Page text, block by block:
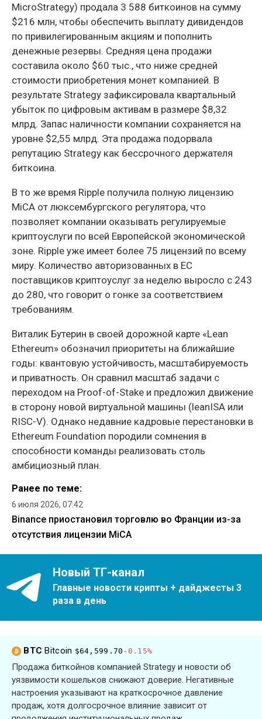
MicroStrategy) продала 3 588 биткоинов на сумму
$216 млн, чтобы обеспечить выплату дивидендов
по привилегированным акциям и пополнить
денежные резервы. Средняя цена продажи
составила около $60 тыс., что ниже средней
стоимости приобретения монет компанией. В
результате Strategy зафиксировала квартальный
убыток по цифровым активам в размере $8,32
млрд. Запас наличности компании сохраняется на
уровне $2,55 млрд. Эта продажа подорвала
репутацию Strategy как бессрочного держателя
биткоина.
В то же время Ripple получила полную лицензию
MiCA от люксембургского регулятора, что
позволяет компании оказывать регулируемые
криптоуслуги по всей Европейской экономической
зоне. Ripple уже имеет более 75 лицензий по всему
миру. Количество авторизованных в ЕС
поставщиков криптоуслуг за неделю выросло с 243
до 280, что говорит о гонке за соответствием
требованиям.
Виталик Бутерин в своей дорожной карте «Lean
Ethereum» обозначил приоритеты на ближайшие
годы: квантовую устойчивость, масштабируемость
и приватность. Он сравнил масштаб задачи с
переходом на Proof-of-Stake и предложил движение
в сторону новой виртуальной машины (leanISA или
RISC-V). Однако недавние кадровые перестановки в
Ethereum Foundation породили сомнения в
способности команды реализовать столь
амбициозный план.
Ранее по теме:
6 июля 2026, 07:42
Binance приостановил торговлю во Франции из-за
отсутствия лицензии MiCA
Новый ТГ-канал
Главные новости крипты + дайджесты 3
раза в день
BTCBitcoin $64,599.70 -0.15%
Продажа биткойнов компанией Strategy и новости об
уязвимости кошельков снижают доверие. Негативные
настроения указывают на краткосрочное давление
продаж, хотя долгосрочное влияние зависит от